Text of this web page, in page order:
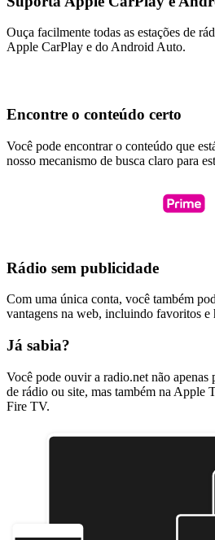
Ouça facilmente todas as estações de
Apple CarPlay e do Android Auto.
Encontre o conteúdo certo
Você pode encontrar o conteúdo que
nosso mecanismo de busca claro para
Rádio sem publicidade
Com uma única conta, você também
vantagens na web, incluindo favoritos e
Já sabia?
Você pode ouvir a radio.net não
de rádio ou site, mas também na
Fire TV.